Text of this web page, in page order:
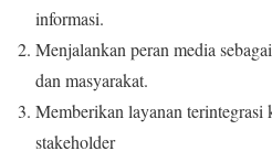
informasi.
Menjalankan peran media
dan masyarakat.
Memberikan layanan terintegrasi
stakeholder